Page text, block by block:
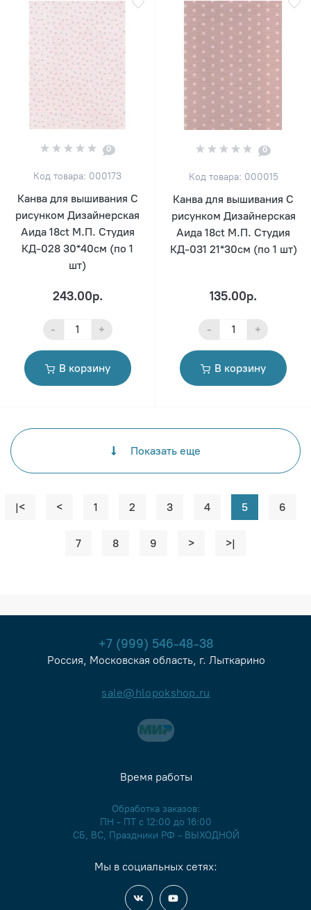
0
Код товара: 000173
Канва для вышивания С
рисунком Дизайнерская
Аида 18ct М.П. Студия
КД-028 30*40см (по 1
шт)
243.00р.
- +
В корзину
0
Код товара: 000015
Канва для вышивания С
рисунком Дизайнерская
Аида 18ct М.П. Студия
КД-031 21*30см (по 1 шт)
135.00р.
- +
В корзину
Показать еще
|< < 1 2 3 4 5 6
7 8 9 > >|
+7 (999) 546-48-38
Россия, Московская область, г. Лыткарино
sale@hlopokshop.ru
Время работы
Обработка заказов:
ПН - ПТ с 12:00 до 16:00
СБ, ВС, Праздники РФ - ВЫХОДНОЙ
Мы в социальных сетях: